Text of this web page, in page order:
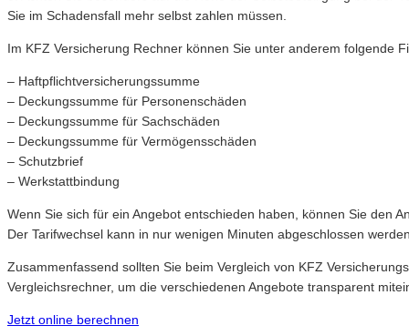
Sie im Schadensfall mehr selbst zahlen müssen.
Im KFZ Versicherung Rechner können Sie unter anderem folgende
– Haftpflichtversicherungssumme
– Deckungssumme für Personenschäden
– Deckungssumme für Sachschäden
– Deckungssumme für Vermögensschäden
– Schutzbrief
– Werkstattbindung
Wenn Sie sich für ein Angebot entschieden haben, können Sie den
Der Tarifwechsel kann in nur wenigen Minuten abgeschlossen
Zusammenfassend sollten Sie beim Vergleich von KFZ
Vergleichsrechner, um die verschiedenen Angebote transparent
Jetzt online berechnen